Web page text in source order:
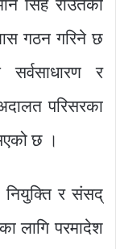
सिंह राउतको
गठन गरिने छ
र
परिसरका
छ ।
नियुक्ति र संसद्
लागि परमादेश